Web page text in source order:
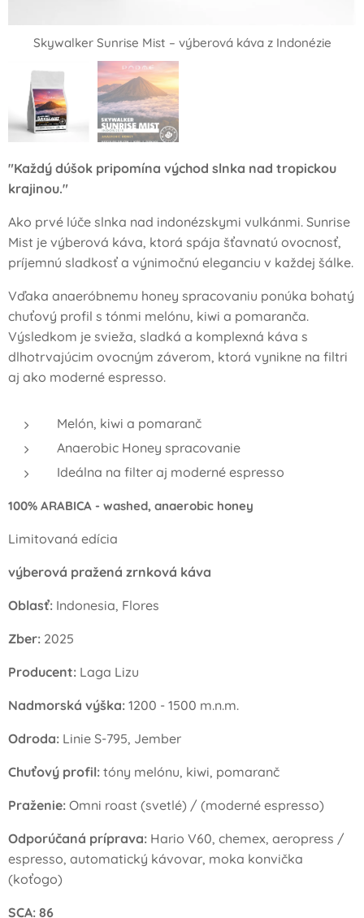
Skywalker Sunrise Mist – výberová káva z Indonézie
Chuťový profil kávy Skywalker Sunrise Mist – melón, kiwi a
"Každý dúšok pripomína východ slnka nad tropickou
krajinou."
Ako prvé lúče slnka nad indonézskymi vulkánmi. Sunrise
Mist je výberová káva, ktorá spája šťavnatú ovocnosť,
príjemnú sladkosť a výnimočnú eleganciu v každej šálke.
Vďaka anaeróbnemu honey spracovaniu ponúka bohatý
chuťový profil s tónmi melónu, kiwi a pomaranča.
Výsledkom je svieža, sladká a komplexná káva s
dlhotrvajúcim ovocným záverom, ktorá vynikne na filtri
aj ako moderné espresso.
Melón, kiwi a pomaranč
Anaerobic Honey spracovanie
Ideálna na filter aj moderné espresso
100% ARABICA - washed, anaerobic honey
Limitovaná edícia
výberová pražená zrnková káva
Oblasť: Indonesia, Flores
Zber: 2025
Producent: Laga Lizu
Nadmorská výška: 1200 - 1500 m.n.m.
Odroda: Linie S-795, Jember
Chuťový profil: tóny melónu, kiwi, pomaranč
Praženie: Omni roast (svetlé) / (moderné espresso)
Odporúčaná príprava: Hario V60, chemex, aeropress /
espresso, automatický kávovar, moka konvička
(koťogo)
SCA: 86